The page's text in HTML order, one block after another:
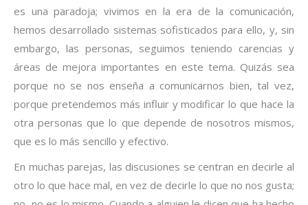
es una paradoja; vivimos en la era de la comunicación,
hemos desarrollado sistemas sofisticados para ello, y, sin
embargo, las personas, seguimos teniendo carencias y
áreas de mejora importantes en este tema. Quizás sea
porque no se nos enseña a comunicarnos bien, tal vez,
porque pretendemos más influir y modificar lo que hace la
otra personas que lo que depende de nosotros mismos,
que es lo más sencillo y efectivo.
En muchas parejas, las discusiones se centran en decirle al
otro lo que hace mal, en vez de decirle lo que no nos gusta;